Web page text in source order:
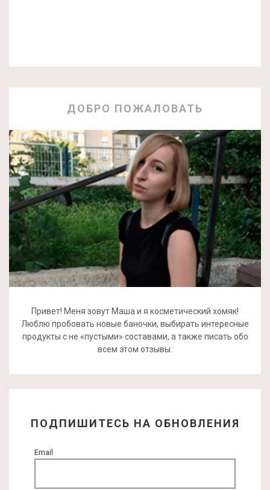
ДОБРО ПОЖАЛОВАТЬ
Привет! Меня зовут Маша и я косметический хомяк!
Люблю пробовать новые баночки, выбирать интересные
продукты с не «пустыми» составами, а также писать обо
всем этом отзывы.
ПОДПИШИТЕСЬ НА ОБНОВЛЕНИЯ
Email